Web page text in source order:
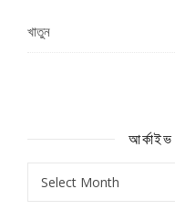
খাতুন
আর্কাইভ